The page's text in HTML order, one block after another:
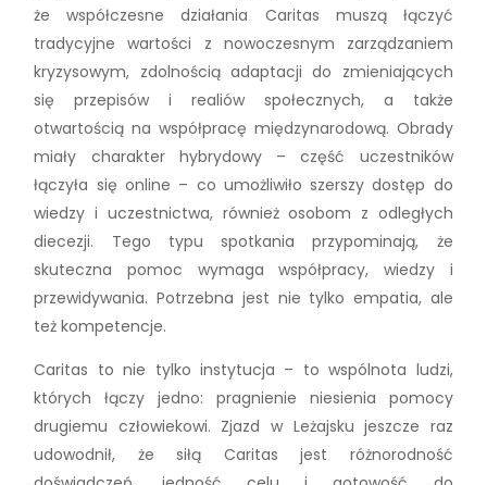
że współczesne działania Caritas muszą łączyć
tradycyjne wartości z nowoczesnym zarządzaniem
kryzysowym, zdolnością adaptacji do zmieniających
się przepisów i realiów społecznych, a także
otwartością na współpracę międzynarodową. Obrady
miały charakter hybrydowy – część uczestników
łączyła się online – co umożliwiło szerszy dostęp do
wiedzy i uczestnictwa, również osobom z odległych
diecezji. Tego typu spotkania przypominają, że
skuteczna pomoc wymaga współpracy, wiedzy i
przewidywania. Potrzebna jest nie tylko empatia, ale
też kompetencje.
Caritas to nie tylko instytucja – to wspólnota ludzi,
których łączy jedno: pragnienie niesienia pomocy
drugiemu człowiekowi. Zjazd w Leżajsku jeszcze raz
udowodnił, że siłą Caritas jest różnorodność